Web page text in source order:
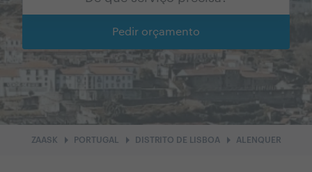
Pedir orçamento
ZAASK arrow_right PORTUGAL arrow_right DISTRITO DE LISBOAarrow_right ALENQUER